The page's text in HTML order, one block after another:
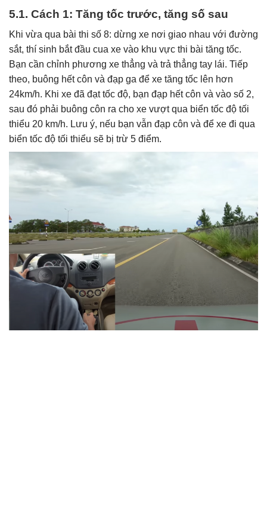
5.1. Cách 1: Tăng tốc trước, tăng số sau
Khi vừa qua bài thi số 8: dừng xe nơi giao nhau với đường
sắt, thí sinh bắt đầu cua xe vào khu vực thi bài tăng tốc.
Bạn cần chỉnh phương xe thẳng và trả thẳng tay lái. Tiếp
theo, buông hết côn và đạp ga để xe tăng tốc lên hơn
24km/h. Khi xe đã đạt tốc độ, bạn đạp hết côn và vào số 2,
sau đó phải buông côn ra cho xe vượt qua biển tốc độ tối
thiểu 20 km/h. Lưu ý, nếu bạn vẫn đạp côn và để xe đi qua
biển tốc độ tối thiểu sẽ bị trừ 5 điểm.